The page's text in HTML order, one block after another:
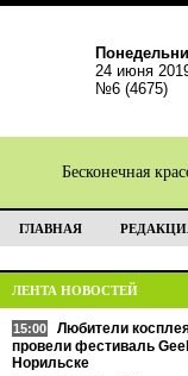
24 июня
№6 (4675)
Бесконечная
ГЛАВНАЯ
ЛЕНТА НОВОСТЕЙ
15:00
Любители
провели фестиваль
Норильске